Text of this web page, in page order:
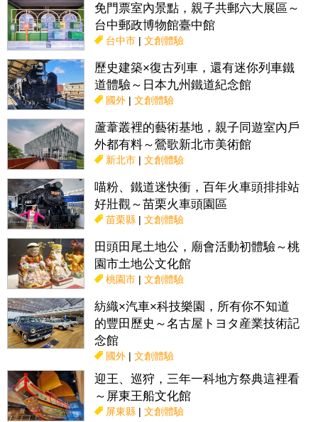
免門票室內景點，親子共郵六大展區～
台中郵政博物館臺中館
台中市| 文創體驗
歷史建築×復古列車，還有迷你列車鐵
道體驗～日本九州鐵道紀念館
國外| 文創體驗
蘆葦叢裡的藝術基地，親子同遊室內戶
外都有料～鶯歌新北市美術館
新北市| 文創體驗
喵粉、鐵道迷快衝，百年火車頭排排站
好壯觀～苗栗火車頭園區
苗栗縣| 文創體驗
田頭田尾土地公，廟會活動初體驗～桃
園市土地公文化館
桃園市| 文創體驗
紡織×汽車×科技樂園，所有你不知道
的豐田歷史～名古屋トヨタ産業技術記
念館
國外| 文創體驗
迎王、巡狩，三年一科地方祭典這裡看
～屏東王船文化館
屏東縣| 文創體驗